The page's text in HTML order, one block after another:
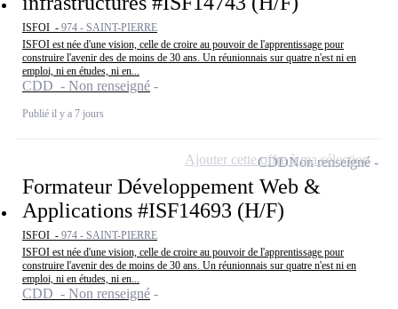
ISFOI - 974 - SAINT-PIERRE
ISFOI est née d'une vision, celle de croire au pouvoir de l'apprentissage pour
construire l'avenir des de moins de 30 ans. Un réunionnais sur quatre n'est ni en
emploi, ni en études, ni en...
CDD - Non renseigné
Publié il y a 7 jours
Formateur Développement Web &
Applications #ISF14693 (H/F)
ISFOI - 974 - SAINT-PIERRE
ISFOI est née d'une vision, celle de croire au pouvoir de l'apprentissage pour
construire l'avenir des de moins de 30 ans. Un réunionnais sur quatre n'est ni en
emploi, ni en études, ni en...
CDD - Non renseigné
CDDNon renseigné
Ajouter cette offre à ma sélection